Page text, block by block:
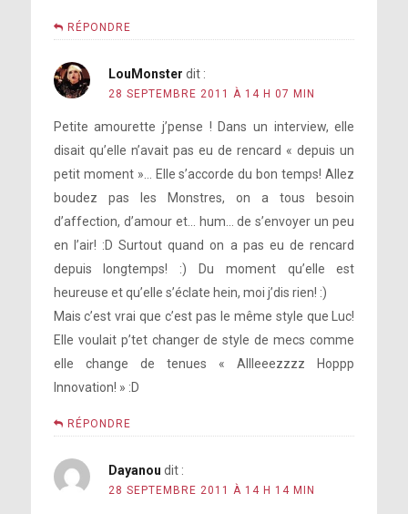
RÉPONDRE
LouMonster dit :
28 SEPTEMBRE 2011 À 14 H 07 MIN
Petite amourette j’pense ! Dans un interview, elle
disait qu’elle n’avait pas eu de rencard « depuis un
petit moment »… Elle s’accorde du bon temps! Allez
boudez pas les Monstres, on a tous besoin
d’affection, d’amour et… hum… de s’envoyer un peu
en l’air! :D Surtout quand on a pas eu de rencard
depuis longtemps! :) Du moment qu’elle est
heureuse et qu’elle s’éclate hein, moi j’dis rien! :)
Mais c’est vrai que c’est pas le même style que Luc!
Elle voulait p’tet changer de style de mecs comme
elle change de tenues « Allleeezzzz Hoppp
Innovation! » :D
RÉPONDRE
Dayanou dit :
28 SEPTEMBRE 2011 À 14 H 14 MIN